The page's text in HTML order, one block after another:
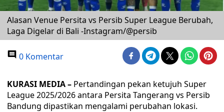
Alasan Venue Persita vs Persib Super League Berubah,
Laga Digelar di Bali -Instagram/@persib
0 Komentar
KURASI MEDIA – Pertandingan pekan ketujuh Super
League 2025/2026 antara Persita Tangerang vs Persib
Bandung dipastikan mengalami perubahan lokasi.